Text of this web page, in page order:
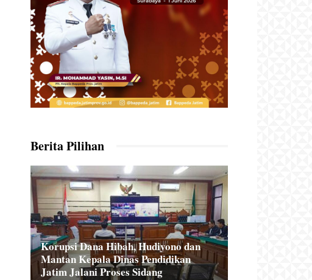
Berita Pilihan
Korupsi Dana Hibah, Hudiyono dan
Mantan Kepala Dinas Pendidikan
Jatim Jalani Proses Sidang